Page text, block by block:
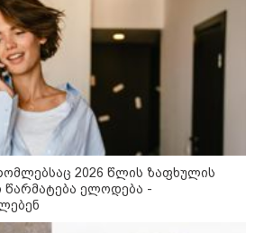
სიახლე
ამჟამად მოლაპარაკებებს არ
ვაწარმოებთ
2026 წლის ზაფხულის
ელოდება -